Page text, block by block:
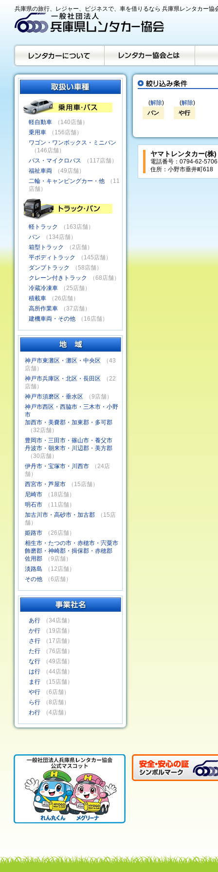
兵庫県の旅行、レジャー、ビジネスで、車を借りるなら 兵庫県レンタカー協
(解除)
バン
(解除)
や行
軽自動車
（140店舗）
乗用車
（156店舗）
ワゴン・ワンボックス・ミニバン
（146店舗）
バス・マイクロバス
（117店舗）
福祉車両
（49店舗）
二輪・キャンピングカー・他
（11
店舗）
軽トラック
（163店舗）
バン
（134店舗）
箱型トラック
（2店舗）
平ボディトラック
（145店舗）
ダンプトラック
（58店舗）
クレーン付きトラック
（68店舗）
冷蔵冷凍車
（25店舗）
積載車
（26店舗）
高所作業車
（37店舗）
建機車両・その他
（16店舗）
神戸市東灘区・灘区・中央区
（43
店舗）
神戸市兵庫区・北区・長田区
（22
店舗）
神戸市須磨区・垂水区
（9店舗）
神戸市西区・西脇市・三木市・小野
市
加西市・美嚢郡・加東郡・多可郡
（32店舗）
豊岡市・三田市・篠山市・養父市
丹波市・朝来市・川辺郡・美方郡
（30店舗）
伊丹市・宝塚市・川西市
（24店
舗）
西宮市・芦屋市
（15店舗）
尼崎市
（18店舗）
明石市
（11店舗）
加古川市・高砂市・加古郡
（15店
舗）
姫路市
（26店舗）
相生市・たつの市・赤穂市・宍粟市
飾磨郡・神崎郡・揖保郡・赤穂郡
佐用郡
（9店舗）
淡路島
（12店舗）
その他
（6店舗）
あ行
（34店舗）
か行
（19店舗）
さ行
（17店舗）
た行
（76店舗）
な行
（49店舗）
は行
（44店舗）
ま行
（15店舗）
や行
（6店舗）
ら行
（8店舗）
わ行
（4店舗）
ヤマトレンタカー(
電話番号：0794-62-5706
住所：小野市垂井町618